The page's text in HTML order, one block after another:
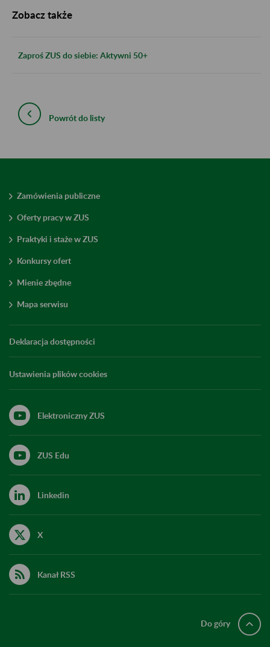
Zobacz także
Zaproś ZUS do siebie: Aktywni 50+
Powrót do listy
Zamówienia publiczne
Oferty pracy w ZUS
Praktyki i staże w ZUS
Konkursy ofert
Mienie zbędne
Mapa serwisu
Deklaracja dostępności
Ustawienia plików cookies
Elektroniczny ZUS
ZUS Edu
Linkedin
X
Kanał RSS
Do góry